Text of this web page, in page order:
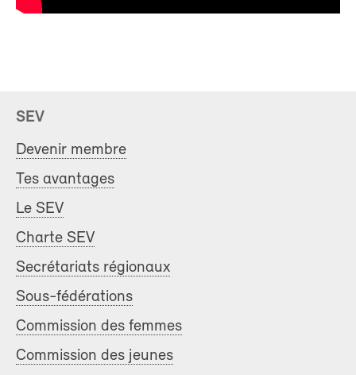
SEV
Devenir membre
Tes avantages
Le SEV
Charte SEV
Secrétariats régionaux
Sous-fédérations
Commission des femmes
Commission des jeunes